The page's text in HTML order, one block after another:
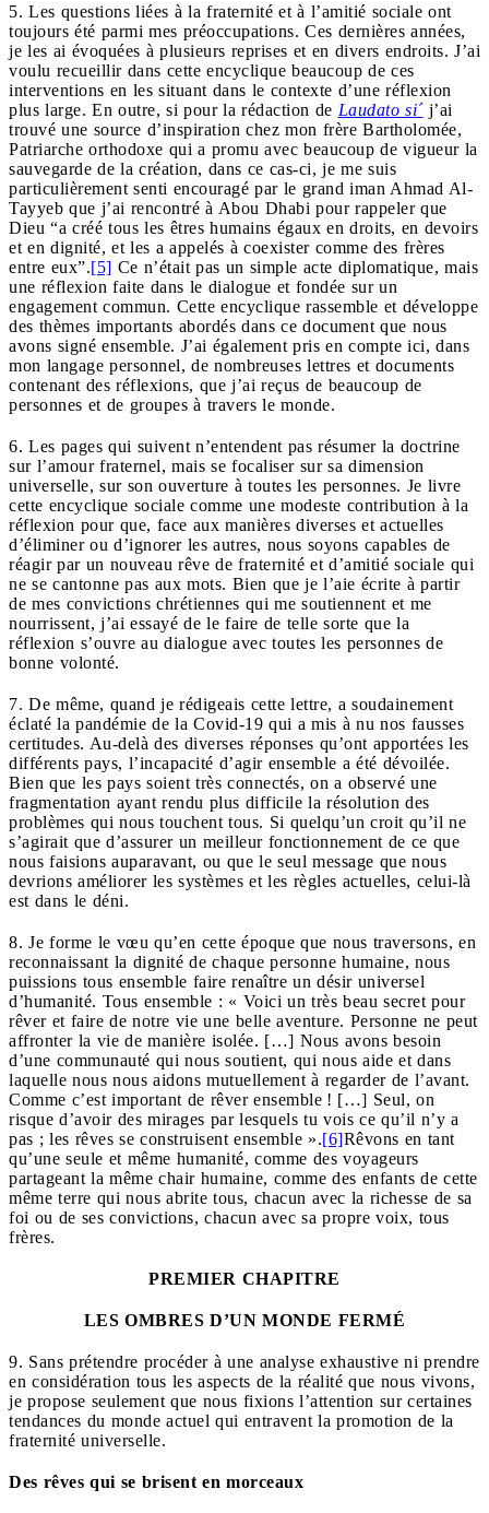
5. Les questions liées à la fraternité et à l’amitié sociale ont
toujours été parmi mes préoccupations. Ces dernières années,
je les ai évoquées à plusieurs reprises et en divers endroits. J’ai
voulu recueillir dans cette encyclique beaucoup de ces
interventions en les situant dans le contexte d’une réflexion
plus large. En outre, si pour la rédaction de Laudato si´j’ai
trouvé une source d’inspiration chez mon frère Bartholomée,
Patriarche orthodoxe qui a promu avec beaucoup de vigueur la
sauvegarde de la création, dans ce cas-ci, je me suis
particulièrement senti encouragé par le grand iman Ahmad Al-
Tayyeb que j’ai rencontré à Abou Dhabi pour rappeler que
Dieu “a créé tous les êtres humains égaux en droits, en devoirs
et en dignité, et les a appelés à coexister comme des frères
entre eux”.[5] Ce n’était pas un simple acte diplomatique, mais
une réflexion faite dans le dialogue et fondée sur un
engagement commun. Cette encyclique rassemble et développe
des thèmes importants abordés dans ce document que nous
avons signé ensemble. J’ai également pris en compte ici, dans
mon langage personnel, de nombreuses lettres et documents
contenant des réflexions, que j’ai reçus de beaucoup de
personnes et de groupes à travers le monde.
6. Les pages qui suivent n’entendent pas résumer la doctrine
sur l’amour fraternel, mais se focaliser sur sa dimension
universelle, sur son ouverture à toutes les personnes. Je livre
cette encyclique sociale comme une modeste contribution à la
réflexion pour que, face aux manières diverses et actuelles
d’éliminer ou d’ignorer les autres, nous soyons capables de
réagir par un nouveau rêve de fraternité et d’amitié sociale qui
ne se cantonne pas aux mots. Bien que je l’aie écrite à partir
de mes convictions chrétiennes qui me soutiennent et me
nourrissent, j’ai essayé de le faire de telle sorte que la
réflexion s’ouvre au dialogue avec toutes les personnes de
bonne volonté.
7. De même, quand je rédigeais cette lettre, a soudainement
éclaté la pandémie de la Covid-19 qui a mis à nu nos fausses
certitudes. Au-delà des diverses réponses qu’ont apportées les
différents pays, l’incapacité d’agir ensemble a été dévoilée.
Bien que les pays soient très connectés, on a observé une
fragmentation ayant rendu plus difficile la résolution des
problèmes qui nous touchent tous. Si quelqu’un croit qu’il ne
s’agirait que d’assurer un meilleur fonctionnement de ce que
nous faisions auparavant, ou que le seul message que nous
devrions améliorer les systèmes et les règles actuelles, celui-là
est dans le déni.
8. Je forme le vœu qu’en cette époque que nous traversons, en
reconnaissant la dignité de chaque personne humaine, nous
puissions tous ensemble faire renaître un désir universel
d’humanité. Tous ensemble : « Voici un très beau secret pour
rêver et faire de notre vie une belle aventure. Personne ne peut
affronter la vie de manière isolée. […] Nous avons besoin
d’une communauté qui nous soutient, qui nous aide et dans
laquelle nous nous aidons mutuellement à regarder de l’avant.
Comme c’est important de rêver ensemble ! […] Seul, on
risque d’avoir des mirages par lesquels tu vois ce qu’il n’y a
pas ; les rêves se construisent ensemble ».[6]Rêvons en tant
qu’une seule et même humanité, comme des voyageurs
partageant la même chair humaine, comme des enfants de cette
même terre qui nous abrite tous, chacun avec la richesse de sa
foi ou de ses convictions, chacun avec sa propre voix, tous
frères.
PREMIER CHAPITRE
LES OMBRES D’UN MONDE FERMÉ
9. Sans prétendre procéder à une analyse exhaustive ni prendre
en considération tous les aspects de la réalité que nous vivons,
je propose seulement que nous fixions l’attention sur certaines
tendances du monde actuel qui entravent la promotion de la
fraternité universelle.
Des rêves qui se brisent en morceaux